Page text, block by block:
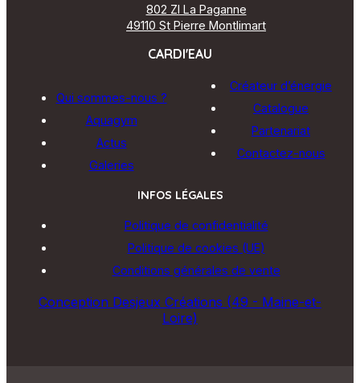
802 ZI La Paganne
49110 St Pierre Montlimart
CARDI'EAU
Qui sommes-nous ?
Aquagym
Actus
Galeries
Créateur d’énergie
Catalogue
Partenariat
Contactez-nous
INFOS LÉGALES
Politique de confidentialité
Politique de cookies (UE)
Conditions générales de vente
Conception Desjeux Créations (49 - Maine-et-
Loire)